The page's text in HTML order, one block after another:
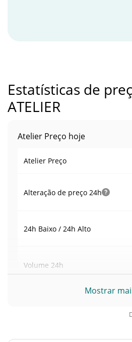
Estatísticas de
ATELIER
Atelier Preço hoje
Atelier Preço
Alteração de preço 24h
24h Baixo / 24h Alto
Volume 24h
Volume / Limite de
Mostrar